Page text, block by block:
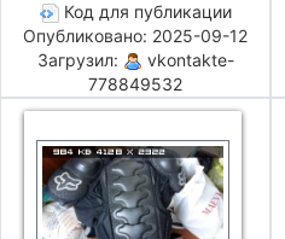
Код для публикации
Опубликовано: 2025-09-12
Загрузил:
vkontakte-
778849532